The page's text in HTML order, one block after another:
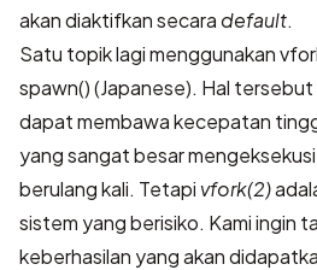
akan diaktifkan secara default.
Satu topik lagimenggunakan
spawn() (Japanese). Hal
dapat membawa kecepatan
yang sangat besar
berulang kali. Tetapivfork(2)
sistem yang berisiko. Kami ingin
keberhasilan yang akan